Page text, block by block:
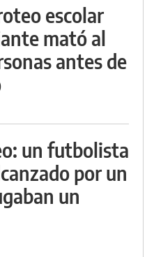
escolar
mató al
antes de
un futbolista
por un
un